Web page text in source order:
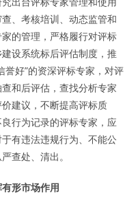
、考核培训、动态监管和
的管理，严格履行对评标
设系统标后评估制度，推
誉好”的资深评标专家，对评
和后评估，查找分析专家
建议，不断提高评标质
行为记录的评标专家，应
有违法违规行为、不能公
查处、清出。
形市场作用